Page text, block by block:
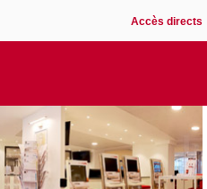
Accès directs